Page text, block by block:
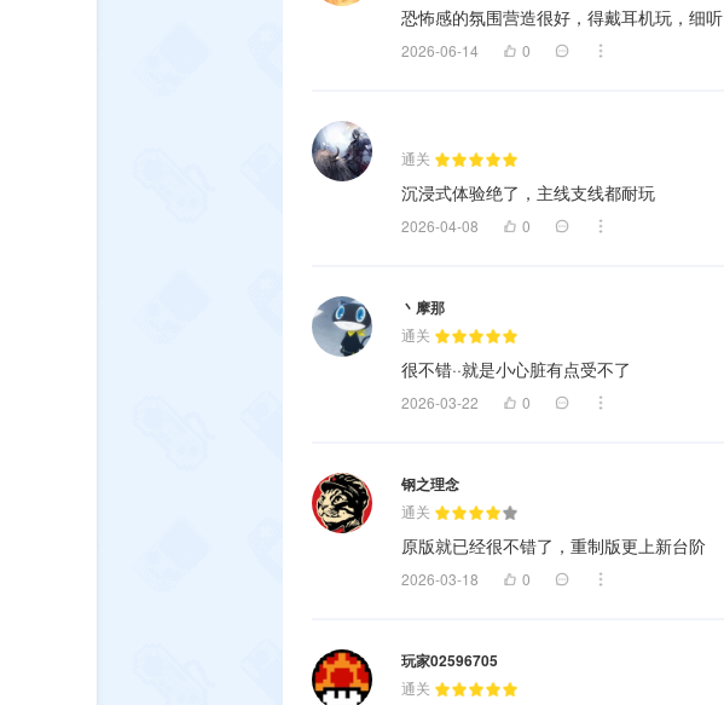
恐怖感的氛围营造很好，得戴耳机玩，细听
2026-06-14 0
通关
沉浸式体验绝了，主线支线都耐玩
2026-04-08 0
丶摩那
通关
很不错··就是小心脏有点受不了
2026-03-22 0
钢之理念
通关
原版就已经很不错了，重制版更上新台阶
2026-03-18 0
玩家02596705
通关